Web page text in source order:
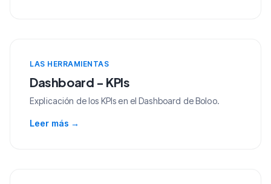
LAS HERRAMIENTAS
Dashboard - KPIs
Explicación de los KPIs en el Dashboard de Boloo.
Leer más →